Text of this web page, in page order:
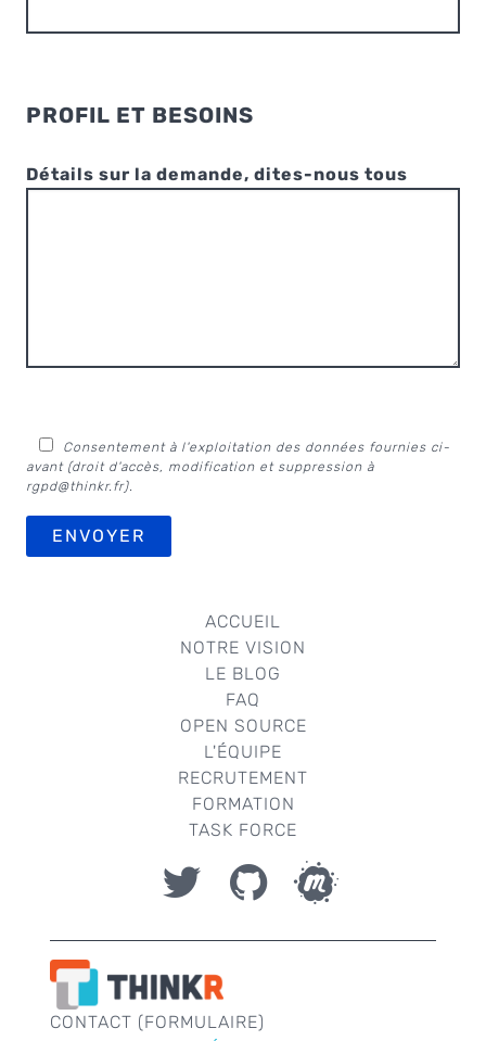
PROFIL ET BESOINS
Détails sur la demande, dites-nous tous
Consentement à l'exploitation des données fournies ci-
avant (droit d'accès, modification et suppression à
rgpd@thinkr.fr).
ACCUEIL
NOTRE VISION
LE BLOG
FAQ
OPEN SOURCE
L'ÉQUIPE
RECRUTEMENT
FORMATION
TASK FORCE
CONTACT (FORMULAIRE)